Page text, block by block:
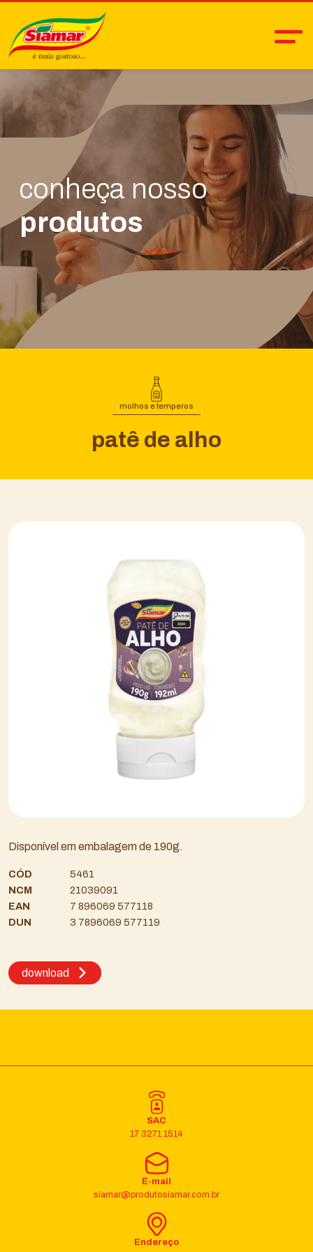
conheça nosso
produtos
molhos e temperos
patê de alho
Disponível em embalagem de 190g.
CÓD
5461
NCM
21039091
EAN
7 896069 577118
DUN
3 7896069 577119
download
SAC
17 3271 1514
E-mail
siamar@produtosiamar.com.br
Endereço